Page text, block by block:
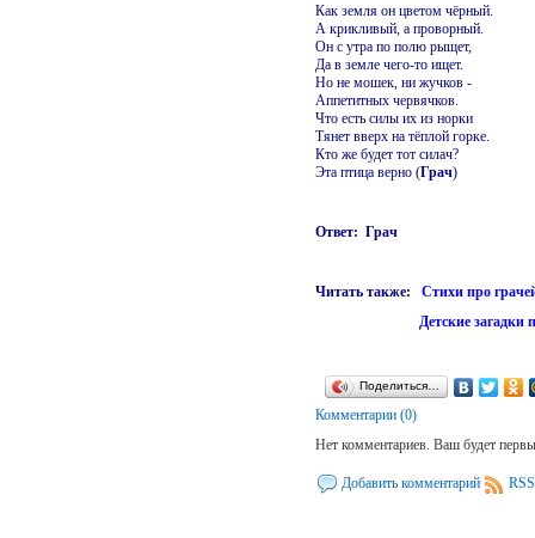
Как земля он цветом чёрный.
А крикливый, а проворный.
Он с утра по полю рыщет,
Да в земле чего-то ищет.
Но не мошек, ни жучков -
Аппетитных червячков.
Что есть силы их из норки
Тянет вверх на тёплой горке.
Кто же будет тот силач?
Эта птица верно (Грач)
Ответ: Грач
Читать также: Стихи про
Детские загадки
Поделиться…
Комментарии (0)
Нет комментариев. Ваш будет
Добавить комментарий